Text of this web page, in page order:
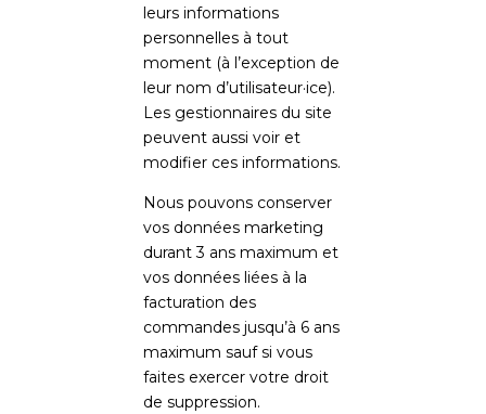
leurs informations
personnelles à tout
moment (à l’exception de
leur nom d’utilisateur·ice).
Les gestionnaires du site
peuvent aussi voir et
modifier ces informations.
Nous pouvons conserver
vos données marketing
durant 3 ans maximum et
vos données liées à la
facturation des
commandes jusqu’à 6 ans
maximum sauf si vous
faites exercer votre droit
de suppression.